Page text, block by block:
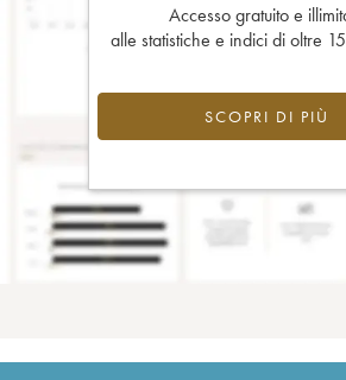
Accesso gratuito e
alle statistiche e indici di oltre
SCOPRI DI PIÙ